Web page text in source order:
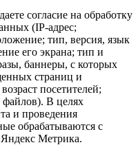
согласие на обработку
(IP-адрес;
тип, версия, язык
его экрана; тип и
баннеры, с которых
страниц и
посетителей;
файлов). В целях
и проведения
обрабатываются с
Яндекс Метрика.